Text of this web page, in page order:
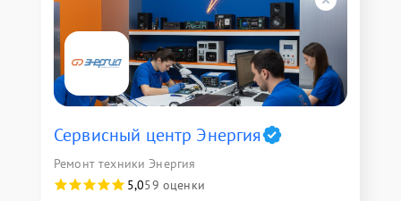
Сервисный центр Энергия
Ремонт техники Энергия
5,059 оценки